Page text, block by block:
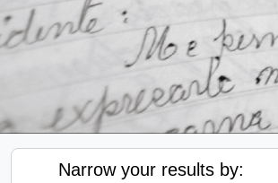
Narrow your results by: